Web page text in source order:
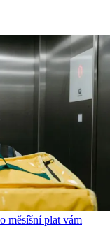
měsíšní plat vám